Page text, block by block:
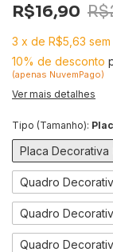
R$16,90
3 x de R$5,63
10% de desconto
(apenas NuvemPago)
Ver mais detalhes
Tipo (Tamanho):
Placa Decorativa
Quadro
Quadro
Quadro